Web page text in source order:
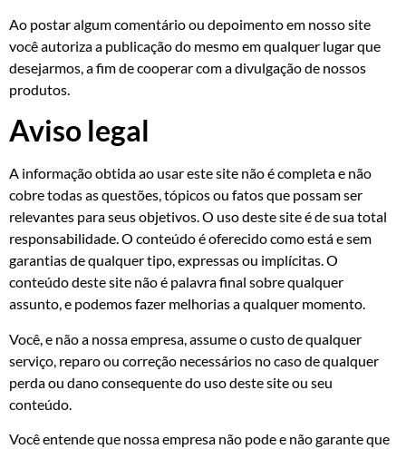
Ao postar algum comentário ou depoimento em nosso site
você autoriza a publicação do mesmo em qualquer lugar que
desejarmos, a fim de cooperar com a divulgação de nossos
produtos.
Aviso legal
A informação obtida ao usar este site não é completa e não
cobre todas as questões, tópicos ou fatos que possam ser
relevantes para seus objetivos. O uso deste site é de sua total
responsabilidade. O conteúdo é oferecido como está e sem
garantias de qualquer tipo, expressas ou implícitas. O
conteúdo deste site não é palavra final sobre qualquer
assunto, e podemos fazer melhorias a qualquer momento.
Você, e não a nossa empresa, assume o custo de qualquer
serviço, reparo ou correção necessários no caso de qualquer
perda ou dano consequente do uso deste site ou seu
conteúdo.
Você entende que nossa empresa não pode e não garante que